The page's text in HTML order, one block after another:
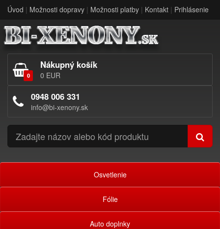
Úvod | Možnosti dopravy | Možnosti platby | Kontakt | Prihlásenie
0
Nákupný košík
0 EUR
0948 006 331
info@bi-xenony.sk
Osvetlenie
Fólie
Auto doplnky